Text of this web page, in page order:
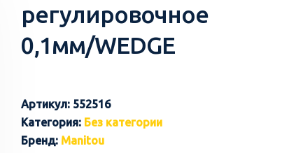
регулировочное
0,1мм/WEDGE
Артикул: 552516
Категория: Без категории
Бренд: Manitou